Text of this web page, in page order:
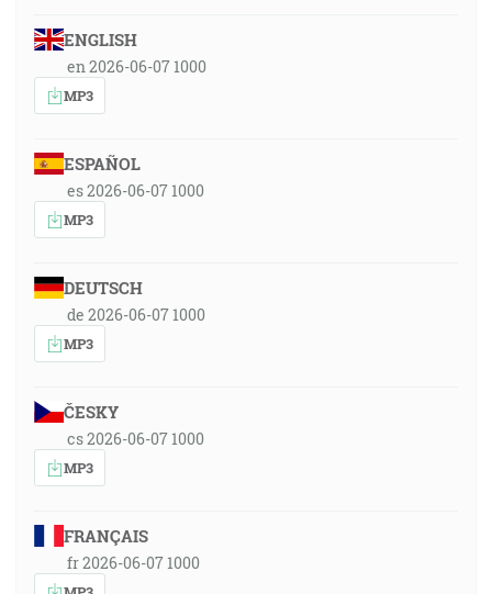
ENGLISH
en 2026-06-07 1000
MP3
ESPAÑOL
es 2026-06-07 1000
MP3
DEUTSCH
de 2026-06-07 1000
MP3
ČESKY
cs 2026-06-07 1000
MP3
FRANÇAIS
fr 2026-06-07 1000